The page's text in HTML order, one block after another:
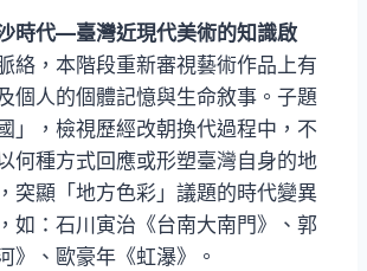
時代—臺灣近現代美術的知識啟
絡，本階段重新審視藝術作品上有
個人的個體記憶與生命敘事。子題
」，檢視歷經改朝換代過程中，不
何種方式回應或形塑臺灣自身的地
突顯「地方色彩」議題的時代變異
如：石川寅治《台南大南門》、郭
》、歐豪年《虹瀑》。